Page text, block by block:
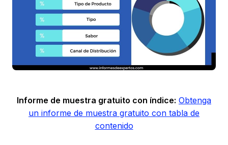
Informe de muestra gratuito con índice: Obtenga
un informe de muestra gratuito con tabla de
contenido